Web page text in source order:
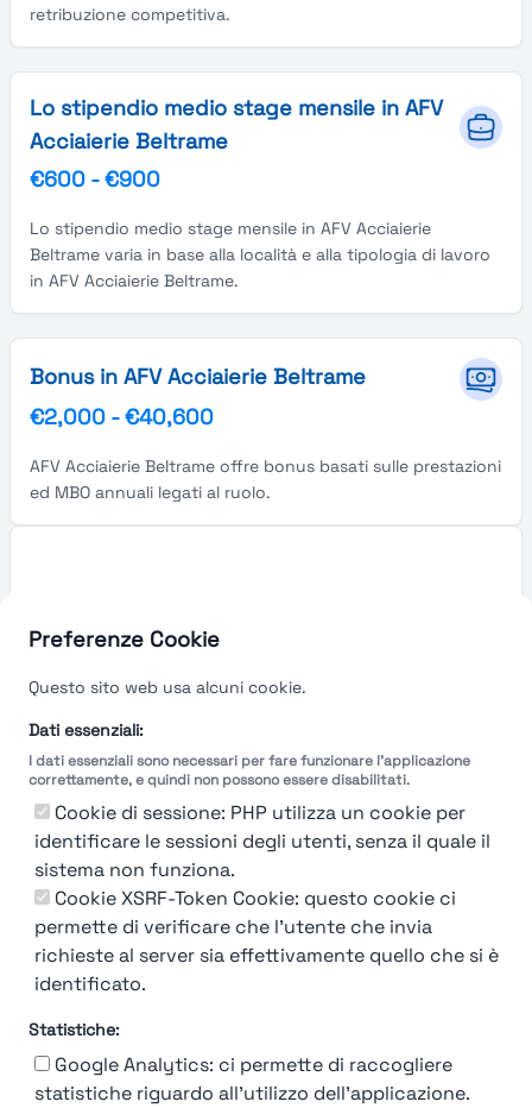
Preferenze Cookie
Questo sito web usa alcuni cookie.
Dati essenziali:
I dati essenziali sono necessari per fare funzionare l'applicazione
correttamente, e quindi non possono essere disabilitati.
Cookie di sessione: PHP utilizza un cookie per
identificare le sessioni degli utenti, senza il quale il
sistema non funziona.
Cookie XSRF-Token Cookie: questo cookie ci
permette di verificare che l'utente che invia
richieste al server sia effettivamente quello che si è
identificato.
Statistiche:
Google Analytics: ci permette di raccogliere
statistiche riguardo all'utilizzo dell'applicazione.
retribuzione competitiva.
Lo stipendio medio stage mensile in AFV
Acciaierie Beltrame
€600 -€900
Lo stipendio medio stage mensile in AFV Acciaierie
Beltrame varia in base alla località e alla tipologia di lavoro
in AFV Acciaierie Beltrame.
Bonus in AFV Acciaierie Beltrame
€2,000 -€40,600
AFV Acciaierie Beltrame offre bonus basati sulle prestazioni
ed MBO annuali legati al ruolo.
You're Not logged in
LoginorIscrivitiper vedere